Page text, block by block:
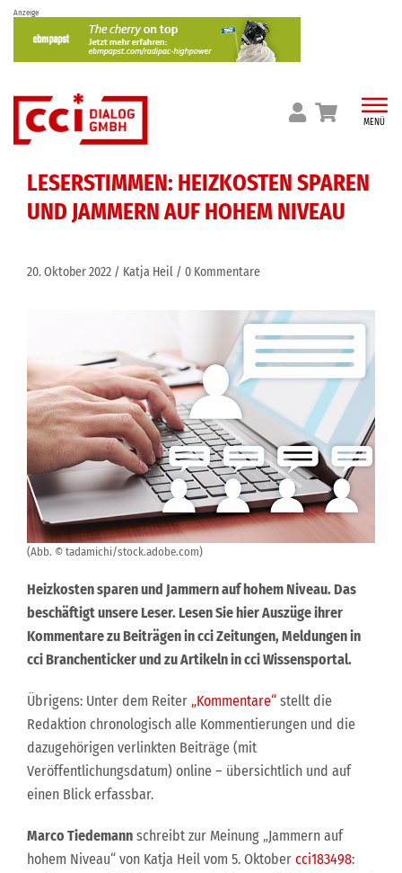
Skip
content
Anzeige
MENÜ
LESERSTIMMEN: HEIZKOSTEN SPAREN
UND JAMMERN AUF HOHEM NIVEAU
20. Oktober 2022 Katja Heil 0 Kommentare
(Abb. © tadamichi/stock.adobe.com)
Heizkosten sparen und Jammern auf hohem Niveau. Das
beschäftigt unsere Leser. Lesen Sie hier Auszüge ihrer
Kommentare zu Beiträgen in cci Zeitungen, Meldungen in
cci Branchenticker und zu Artikeln in cci Wissensportal.
Übrigens: Unter dem Reiter „Kommentare“ stellt die
Redaktion chronologisch alle Kommentierungen und die
dazugehörigen verlinkten Beiträge (mit
Veröffentlichungsdatum) online – übersichtlich und auf
einen Blick erfassbar.
Marco Tiedemann schreibt zur Meinung „Jammern auf
hohem Niveau“ von Katja Heil vom 5. Oktober cci183498: